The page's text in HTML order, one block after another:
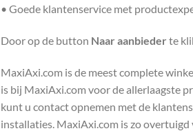
• Goede klantenservice met
Door op de button Naar aanbieder te
MaxiAxi.com is de meest complete
is bij MaxiAxi.com voor de allerlaagste
kunt u contact opnemen met de
installaties. MaxiAxi.com is zo